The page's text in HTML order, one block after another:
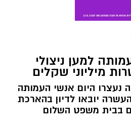
למען ניצולי
מיליוני שקלים
נעצרו היום אנשי העמותה
יובאו לדיון בהארכת
בבית משפט השלום